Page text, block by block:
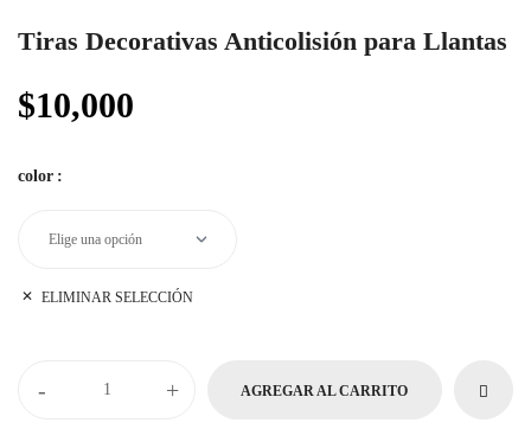
Tiras Decorativas Anticolisión para Llantas
$10,000
color :
ELIMINAR SELECCIÓN
- + AGREGAR AL CARRITO